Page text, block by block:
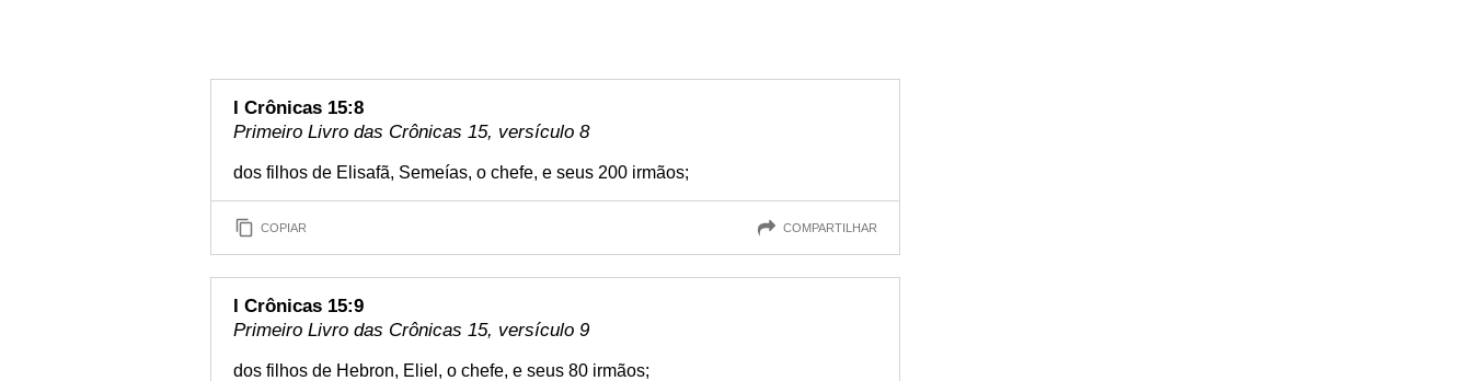
I Crônicas 15:8
Primeiro Livro das Crônicas 15, versículo 8
dos filhos de Elisafã, Semeías, o chefe, e seus 200 irmãos;
COPIAR COMPARTILHAR
I Crônicas 15:9
Primeiro Livro das Crônicas 15, versículo 9
dos filhos de Hebron, Eliel, o chefe, e seus 80 irmãos;